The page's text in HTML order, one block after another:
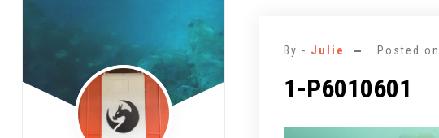
By - Julie Posted on
1-P6010601